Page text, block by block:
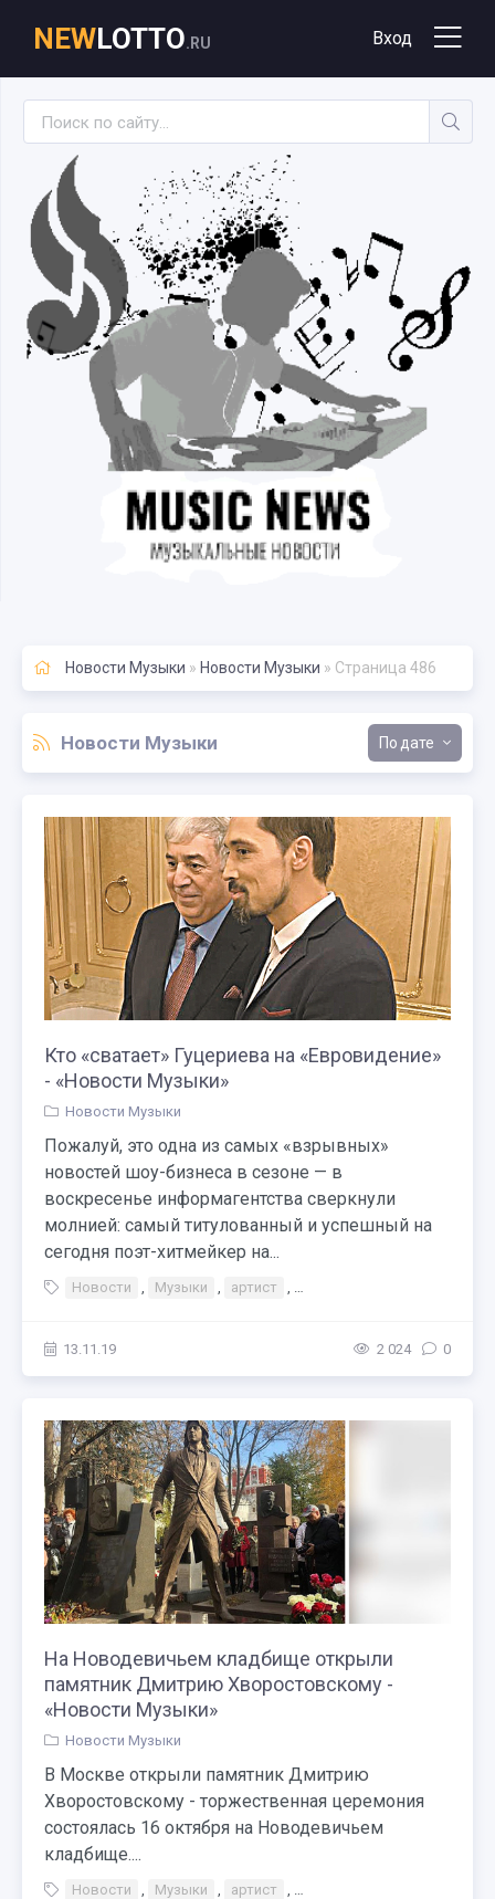
NEWLOTTO.RU Вход
Новости Музыки » Новости Музыки » Страница 486
Новости Музыки дате
Кто «сватает» Гуцериева на «Евровидение»
- «Новости Музыки»
Новости Музыки
Пожалуй, это одна из самых «взрывных»
новостей шоу-бизнеса в сезоне — в
воскресенье информагентства сверкнули
молнией: самый титулованный и успешный на
сегодня поэт-хитмейкер на...
Новости , Музыки , артист , Тэги Конкурс Премия
13.11.19 2 024 0
На Новодевичьем кладбище открыли
памятник Дмитрию Хворостовскому -
«Новости Музыки»
Новости Музыки
В Москве открыли памятник Дмитрию
Хворостовскому - торжественная церемония
состоялась 16 октября на Новодевичьем
кладбище....
Новости , Музыки , артист , Тэги Дети Персоны